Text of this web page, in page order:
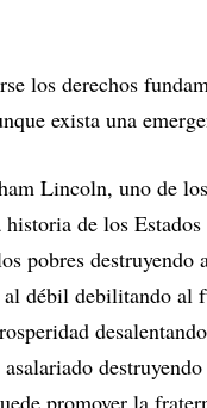
los derechos
exista una
Lincoln, uno de
de los
pobres
al débil debilitando al
promover la